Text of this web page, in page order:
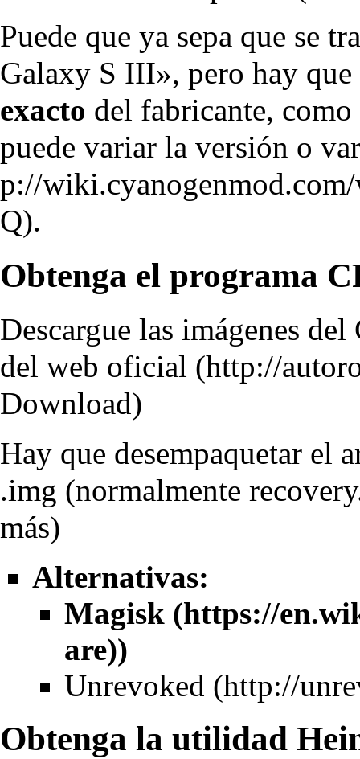
Puede que ya sepa que se
Galaxy S III», pero hay
exacto del fabricante,
puede variar la versión o
.
Obtenga el programa
Descargue las imágenes
del web oficial
Download)
Hay que desempaquetar el
.img (normalmente
más)
Alternativas:
Magisk
Unrevoked
Obtenga la utilidad